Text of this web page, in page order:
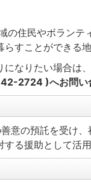
の住民やボランテ
すことができる
なりたい場合は、
2724 )へお問い
意の預託を受け
る援助として活用